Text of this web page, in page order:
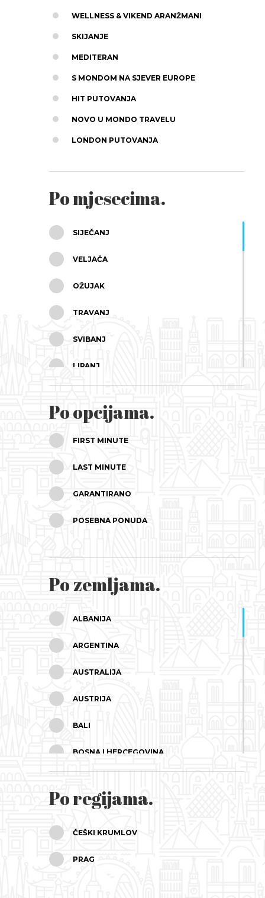
WELLNESS & VIKEND ARANŽMANI
SKIJANJE
MEDITERAN
S MONDOM NA SJEVER EUROPE
HIT PUTOVANJA
NOVO U MONDO TRAVELU
LONDON PUTOVANJA
Po mjesecima.
SIJEČANJ
VELJAČA
OŽUJAK
TRAVANJ
SVIBANJ
LIPANJ
KOLOVOZ
RUJAN
LISTOPAD
STUDENI
PROSINAC
Po opcijama.
FIRST MINUTE
LAST MINUTE
GARANTIRANO
POSEBNA PONUDA
Po zemljama.
ALBANIJA
ARGENTINA
AUSTRALIJA
AUSTRIJA
BALI
BOSNA I HERCEGOVINA
BUGARSKA
ČEŠKA
ČILE
Po regijama.
ČEŠKI KRUMLOV
PRAG